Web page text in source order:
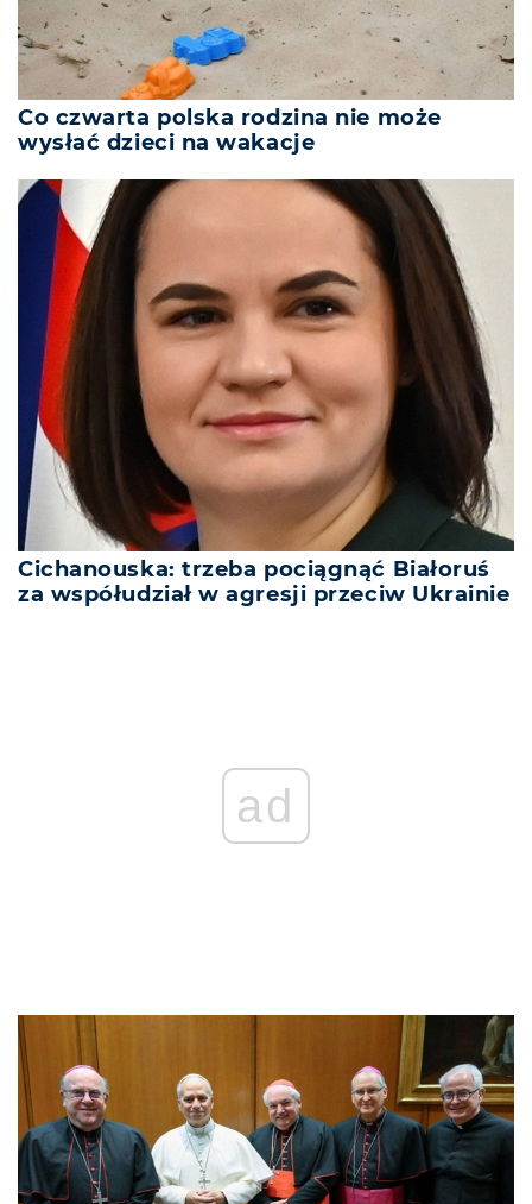
Co czwarta polska rodzina nie może
wysłać dzieci na wakacje
Cichanouska: trzeba pociągnąć Białoruś
za współudział w agresji przeciw Ukrainie
ad